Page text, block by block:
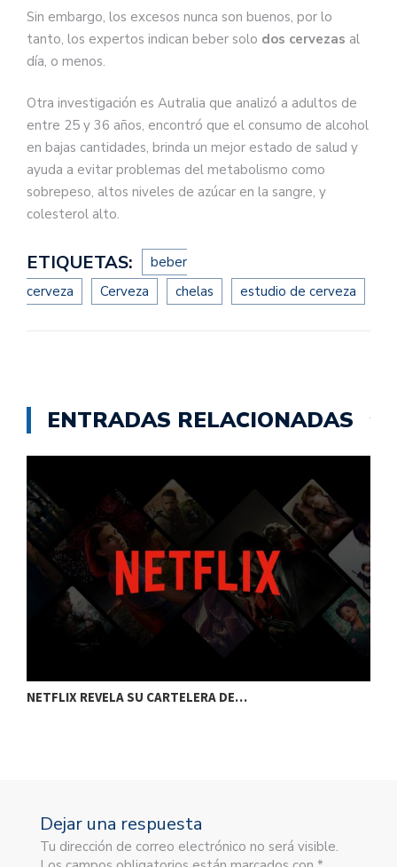
Sin embargo, los excesos nunca son buenos, por lo
tanto, los expertos indican beber solo dos cervezas al
día, o menos.
Otra investigación es Autralia que analizó a adultos de
entre 25 y 36 años, encontró que el consumo de alcohol
en bajas cantidades, brinda un mejor estado de salud y
ayuda a evitar problemas del metabolismo como
sobrepeso, altos niveles de azúcar en la sangre, y
colesterol alto.
ETIQUETAS:
beber
cerveza
Cerveza chelas estudio de cerveza
ENTRADAS RELACIONADAS
NETFLIX REVELA SU CARTELERA DE…
Dejar una respuesta
Tu dirección de correo electrónico no será visible.